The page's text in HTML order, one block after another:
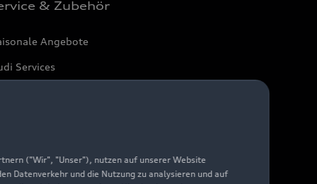
("Wir", "Unser"), nutzen auf unserer Website
Datenverkehr und die Nutzung zu analysieren und auf
& Zubehör
Angebote
Services